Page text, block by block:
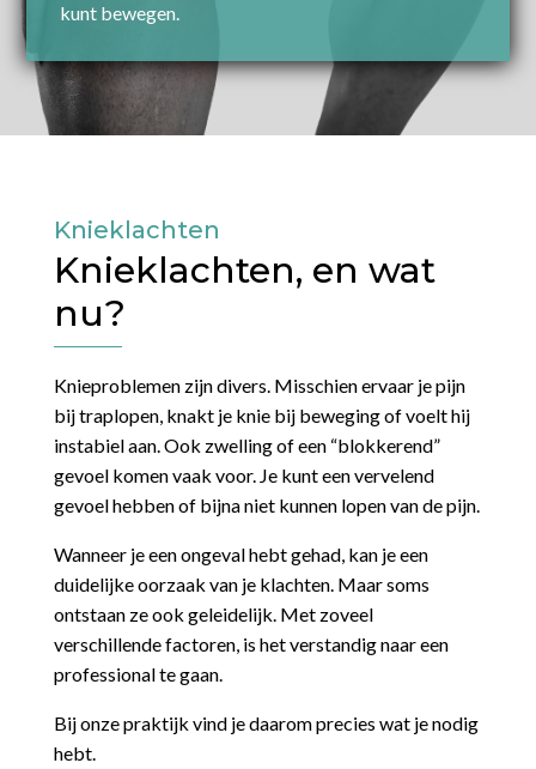
kunt bewegen.
Knieklachten
Knieklachten, en wat
nu?
Knieproblemen zijn divers. Misschien ervaar je pijn
bij traplopen, knakt je knie bij beweging of voelt hij
instabiel aan. Ook zwelling of een “blokkerend”
gevoel komen vaak voor. Je kunt een vervelend
gevoel hebben of bijna niet kunnen lopen van de pijn.
Wanneer je een ongeval hebt gehad, kan je een
duidelijke oorzaak van je klachten. Maar soms
ontstaan ze ook geleidelijk. Met zoveel
verschillende factoren, is het verstandig naar een
professional te gaan.
Bij onze praktijk vind je daarom precies wat je nodig
hebt.